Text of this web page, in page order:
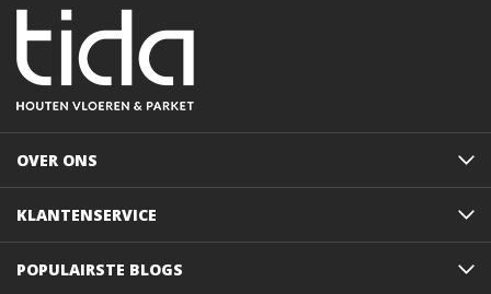
OVER ONS
KLANTENSERVICE
POPULAIRSTE BLOGS